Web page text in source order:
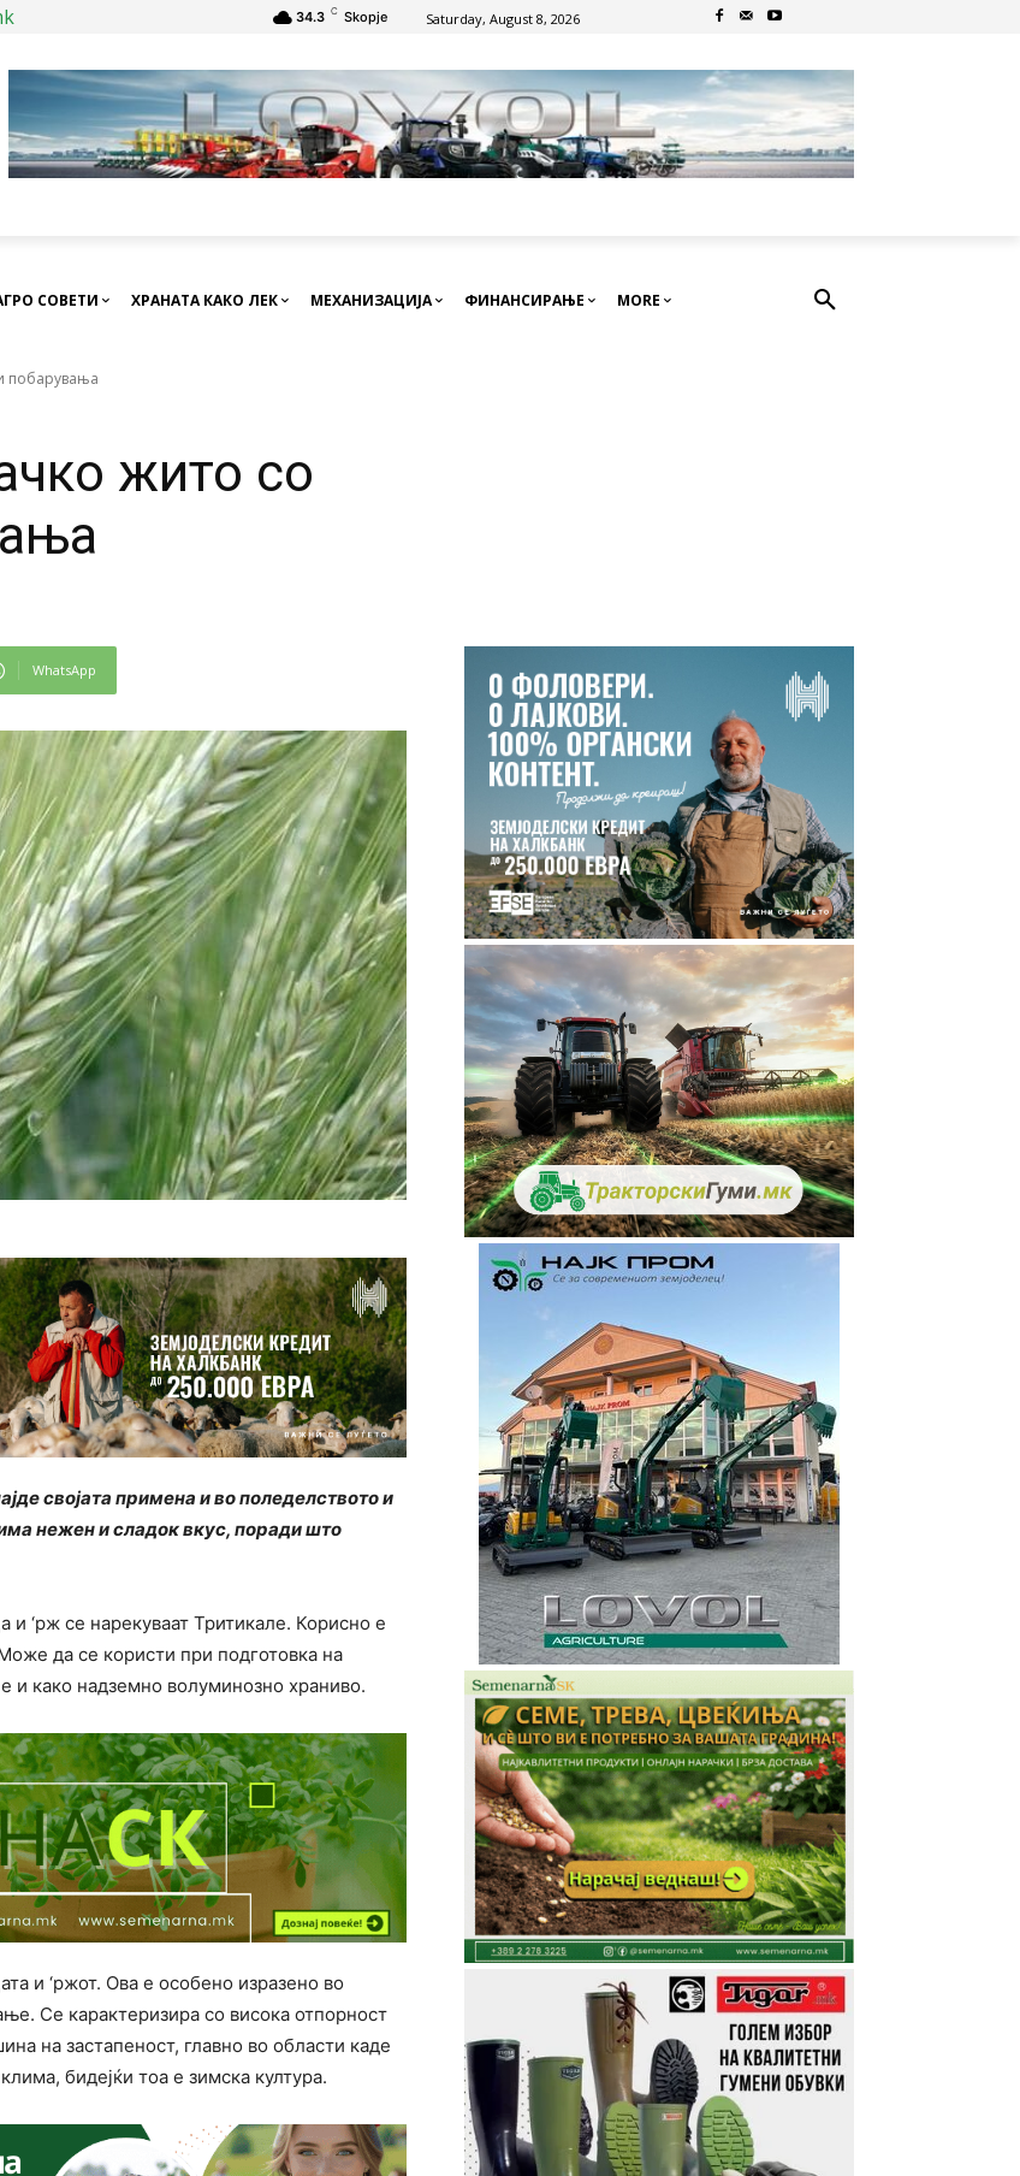
34.3 C Skopje Saturday, August 8, 2026
СОВЕТИ ХРАНАТА КАКО ЛЕК МЕХАНИЗАЦИЈА ФИНАНСИРАЊЕ MORE
побарувања
жито со
WhatsApp
својата примена и во поледелството и
нежен и сладок вкус, поради што
‘рж се нарекуваат Тритикале. Корисно е
да се користи при подготовка на
и како надземно волуминозно храниво.
и ‘ржот. Ова е особено изразено во
Се карактеризира со висока отпорност
на застапеност, главно во области каде
бидејќи тоа е зимска култура.